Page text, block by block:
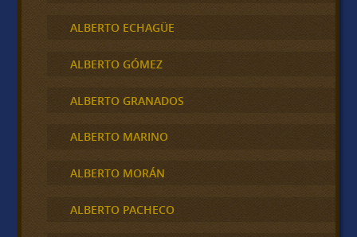
ALBERTO ECHAGÜE
ALBERTO GÓMEZ
ALBERTO GRANADOS
ALBERTO MARINO
ALBERTO MORÁN
ALBERTO PACHECO